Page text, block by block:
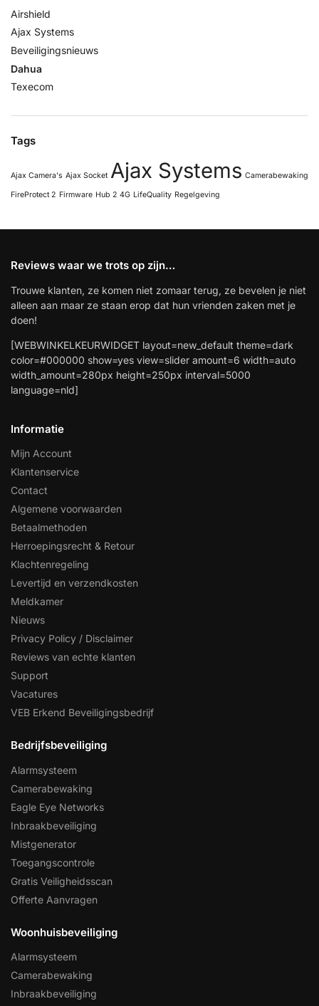
Airshield
Ajax Systems
Beveiligingsnieuws
Dahua
Texecom
Tags
Ajax Camera's Ajax Socket Ajax Systems Camerabewaking
FireProtect 2 Firmware Hub 2 4G LifeQuality Regelgeving
Reviews waar we trots op zijn…
Trouwe klanten, ze komen niet zomaar terug, ze bevelen je niet
alleen aan maar ze staan erop dat hun vrienden zaken met je
doen!
[WEBWINKELKEURWIDGET layout=new_default theme=dark
color=#000000 show=yes view=slider amount=6 width=auto
width_amount=280px height=250px interval=5000
language=nld]
Informatie
Mijn Account
Klantenservice
Contact
Algemene voorwaarden
Betaalmethoden
Herroepingsrecht & Retour
Klachtenregeling
Levertijd en verzendkosten
Meldkamer
Nieuws
Privacy Policy / Disclaimer
Reviews van echte klanten
Support
Vacatures
VEB Erkend Beveiligingsbedrijf
Bedrijfsbeveiliging
Alarmsysteem
Camerabewaking
Eagle Eye Networks
Inbraakbeveiliging
Mistgenerator
Toegangscontrole
Gratis Veiligheidsscan
Offerte Aanvragen
Woonhuisbeveiliging
Alarmsysteem
Camerabewaking
Inbraakbeveiliging